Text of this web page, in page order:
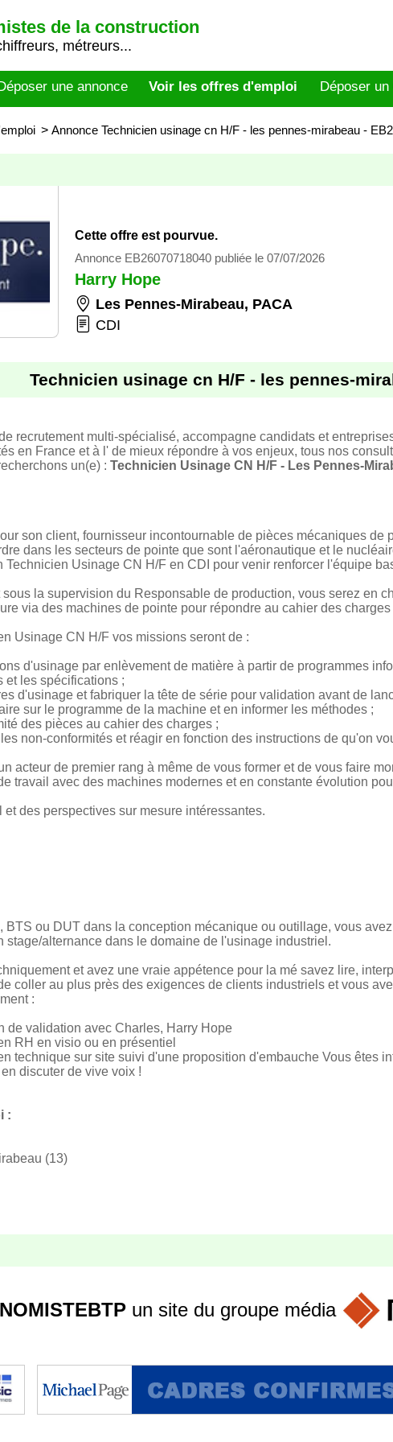
de la construction
métreurs...
une annonce Voir les offres d'emploi Déposer un
> Annonce Technicien usinage cn H/F - les pennes-mirabeau -
Cette offre est pourvue.
Annonce EB26070718040 publiée le 07/07/2026
Harry Hope
Les Pennes-Mirabeau, PACA
CDI
Technicien usinage cn H/F - les pennes-
recrutement multi-spécialisé, accompagne candidats et
en France et à l' de mieux répondre à vos enjeux, tous nos
un(e) : Technicien Usinage CN H/F - Les Pennes-
son client, fournisseur incontournable de pièces mécaniques de
dans les secteurs de pointe que sont l'aéronautique et le
Technicien Usinage CN H/F en CDI pour venir renforcer l'équipe
la supervision du Responsable de production, vous serez en
via des machines de pointe pour répondre au cahier des charges
Usinage CN H/F vos missions seront de :
d'usinage par enlèvement de matière à partir de programmes
et les spécifications ;
d'usinage et fabriquer la tête de série pour validation avant de
sur le programme de la machine et en informer les méthodes ;
des pièces au cahier des charges ;
non-conformités et réagir en fonction des instructions de qu'on
acteur de premier rang à même de vous former et de vous faire
travail avec des machines modernes et en constante évolution
des perspectives sur mesure intéressantes.
BTS ou DUT dans la conception mécanique ou outillage, vous
stage/alternance dans le domaine de l'usinage industriel.
et avez une vraie appétence pour la mé savez lire,
coller au plus près des exigences de clients industriels et vous
:
de validation avec Charles, Harry Hope
RH en visio ou en présentiel
technique sur site suivi d'une proposition d'embauche Vous êtes
discuter de vive voix !
:
(13)
un site du groupe média